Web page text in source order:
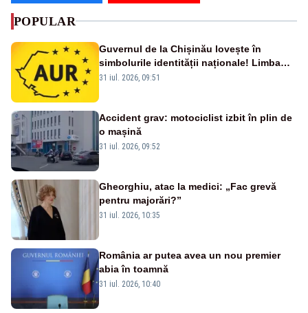
POPULAR
Guvernul de la Chișinău lovește în
simbolurile identității naționale! Limba
română nu se economisește! Limba
31 iul. 2026, 09:51
Accident grav: motociclist izbit în plin de
o mașină
31 iul. 2026, 09:52
Gheorghiu, atac la medici: „Fac grevă
pentru majorări?”
31 iul. 2026, 10:35
România ar putea avea un nou premier
abia în toamnă
31 iul. 2026, 10:40